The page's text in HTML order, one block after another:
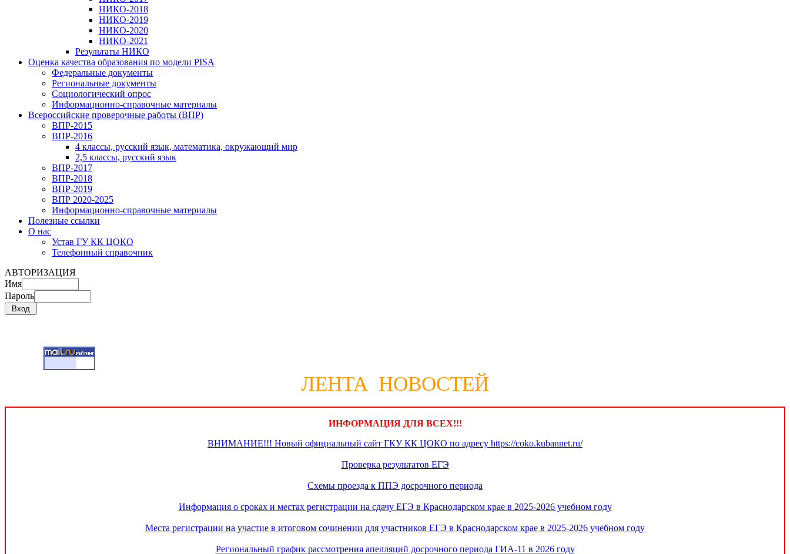
НИКО-2018
НИКО-2019
НИКО-2020
НИКО-2021
Результаты НИКО
Оценка качества образования по модели PISA
Федеральные документы
Региональные документы
Социологический опрос
Информационно-справочные материалы
Всероссийские проверочные работы (ВПР)
ВПР-2015
ВПР-2016
4 классы, русский язык, математика, окружающий мир
2,5 классы, русский язык
ВПР-2017
ВПР-2018
ВПР-2019
ВПР 2020-2025
Информационно-справочные материалы
Полезные ссылки
О нас
Устав ГУ КК ЦОКО
Телефонный справочник
АВТОРИЗАЦИЯ
Имя
Пароль
ЛЕНТА НОВОСТЕЙ
ИНФОРМАЦИЯ ДЛЯ ВСЕХ!!!
ВНИМАНИЕ!!! Новый официальный сайт ГКУ КК ЦОКО по адресу https://coko.kubannet.ru/
Проверка результатов ЕГЭ
Схемы проезда к ППЭ досрочного периода
Информация о сроках и местах регистрации на сдачу ЕГЭ в Краснодарском крае в 2025-2026 учебном году
Места регистрации на участие в итоговом сочинении для участников ЕГЭ в Краснодарском крае в 2025-2026 учебном году
Региональный график рассмотрения апелляций досрочного периода ГИА-11 в 2026 году